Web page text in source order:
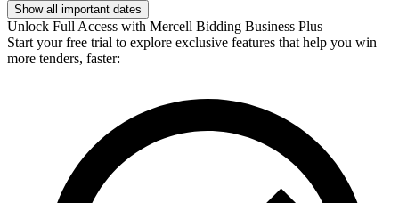
Show all important dates
Unlock Full Access with Mercell Bidding Business Plus
Start your free trial to explore exclusive features that help you win
more tenders, faster: